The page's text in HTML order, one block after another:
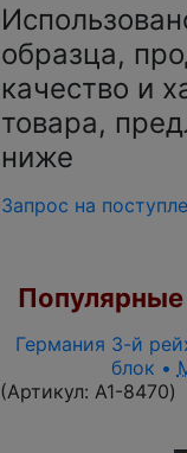
образца,
качество и
товара,
ниже
Запрос на
Германия 3-й
блок •
(Артикул: A1-8470)